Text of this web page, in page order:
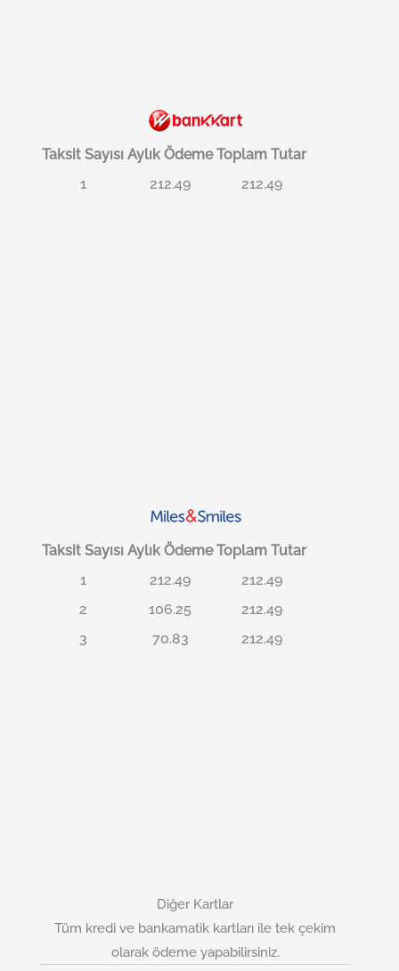
Taksit Sayısı Aylık Ödeme Toplam Tutar
1
212.49 212.49
Taksit Sayısı Aylık Ödeme Toplam Tutar
1
212.49
212.49
2
106.25
212.49
3
70.83 212.49
Diğer Kartlar
Tüm kredi ve bankamatik kartları ile tek çekim
olarak ödeme yapabilirsiniz.